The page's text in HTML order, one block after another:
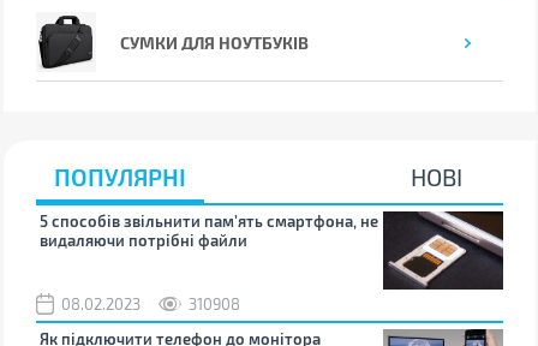
СУМКИ ДЛЯ НОУТБУКІВ
ПОПУЛЯРНІ НОВІ
5 способів звільнити пам’ять смартфона, не
видаляючи потрібні файли
08.02.2023
310908
Як підключити телефон до монітора